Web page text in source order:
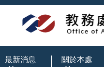
最新消息 關於本處